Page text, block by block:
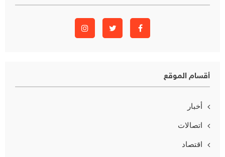
أقسام الموقع
أخبار
اتصالات
اقتصاد